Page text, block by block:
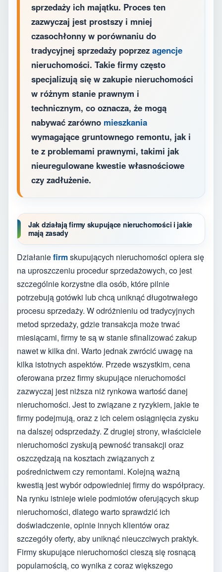
sprzedaży ich majątku. Proces ten
zazwyczaj jest prostszy i mniej
czasochłonny w porównaniu do
tradycyjnej sprzedaży poprzez agencje
nieruchomości. Takie firmy często
specjalizują się w zakupie nieruchomości
w różnym stanie prawnym i
technicznym, co oznacza, że mogą
nabywać zarówno mieszkania
wymagające gruntownego remontu, jak i
te z problemami prawnymi, takimi jak
nieuregulowane kwestie własnościowe
czy zadłużenie.
Jak działają firmy skupujące nieruchomości i jakie
mają zasady
Działaniefirmskupujących nieruchomości opiera się
na uproszczeniu procedur sprzedażowych, co jest
szczególnie korzystne dla osób, które pilnie
potrzebują gotówki lub chcą uniknąć długotrwałego
procesu sprzedaży. W odróżnieniu od tradycyjnych
metod sprzedaży, gdzie transakcja może trwać
miesiącami, firmy te są w stanie sfinalizować zakup
nawet w kilka dni. Warto jednak zwrócić uwagę na
kilka istotnych aspektów. Przede wszystkim, cena
oferowana przez firmy skupujące nieruchomości
zazwyczaj jest niższa niż rynkowa wartość danej
nieruchomości. Jest to związane z ryzykiem, jakie te
firmy podejmują, oraz z ich celem osiągnięcia zysku
na dalszej odsprzedaży. Z drugiej strony, właściciele
nieruchomości zyskują pewność transakcji oraz
oszczędzają na kosztach związanych z
pośrednictwem czy remontami. Kolejną ważną
kwestią jest wybór odpowiedniej firmy do współpracy.
Na rynku istnieje wiele podmiotów oferujących skup
nieruchomości, dlatego warto sprawdzić ich
doświadczenie, opinie innych klientów oraz
szczegóły oferty, aby uniknąć nieuczciwych praktyk.
Firmy skupujące nieruchomości cieszą się rosnącą
popularnością, co wynika z coraz większego